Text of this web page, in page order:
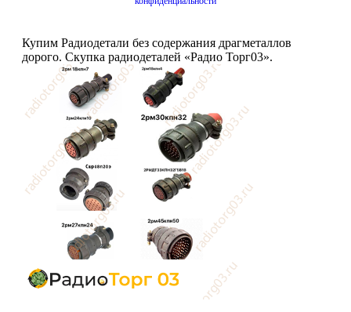
Купим Радиодетали без содержания драгметаллов
дорого. Скупка радиодеталей «Радио Торг03».